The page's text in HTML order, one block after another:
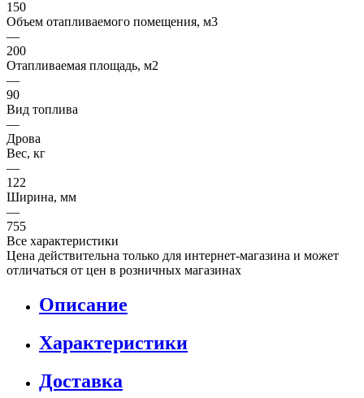
150
Объем отапливаемого помещения, м3
—
200
Отапливаемая площадь, м2
—
90
Вид топлива
—
Дрова
Вес, кг
—
122
Ширина, мм
—
755
Все характеристики
Цена действительна только для интернет-магазина и может
отличаться от цен в розничных магазинах
Описание
Характеристики
Доставка